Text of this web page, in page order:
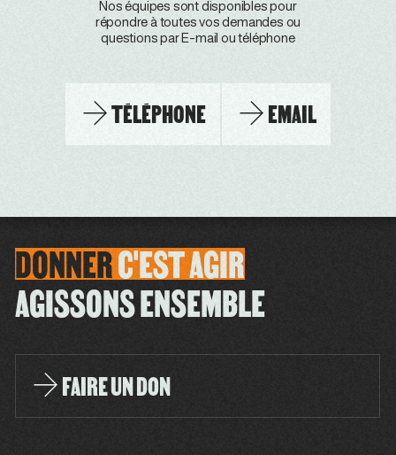
Nos équipes sont disponibles pour
répondre à toutes vos demandes ou
questions par E-mail ou téléphone
TÉLÉPHONE EMAIL
DONNERC'ESTAGIR
AGISSONS ENSEMBLE
FAIRE UN DON